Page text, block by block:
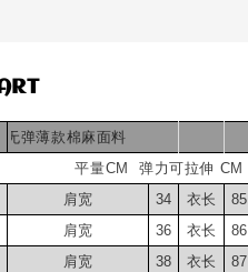
弹薄款棉麻面料
平量CM 弹力可拉伸 CM
肩宽 34 衣长 85
肩宽 36 衣长 86
肩宽 38 衣长 87